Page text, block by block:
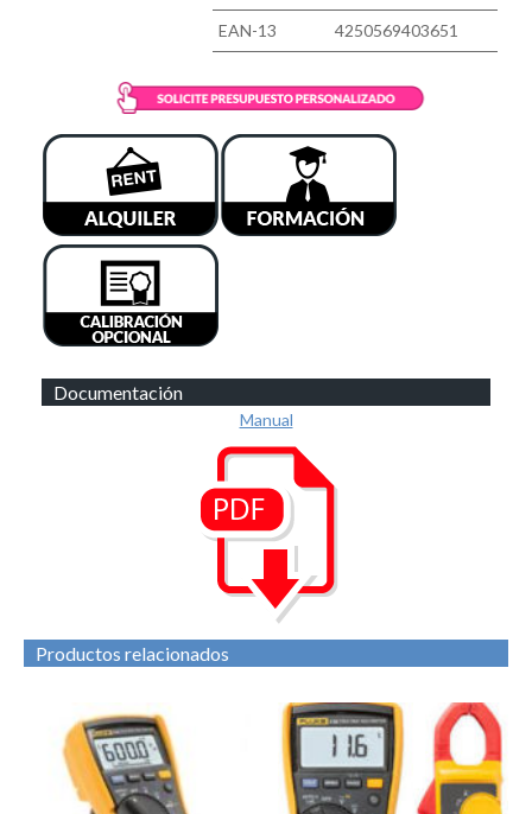
EAN-13 4250569403651
Documentación
Manual
Productos relacionados